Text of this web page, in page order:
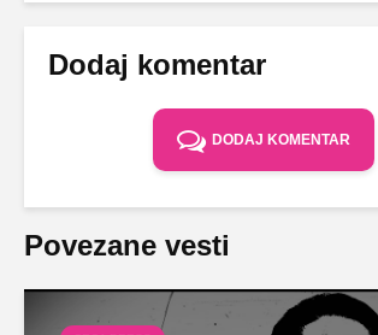
Dodaj komentar
DODAJ KOMENTAR
Povezane vesti